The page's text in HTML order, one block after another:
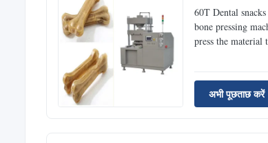
60T Dental
bone pressing
press the material
अभी पूछताछ करें